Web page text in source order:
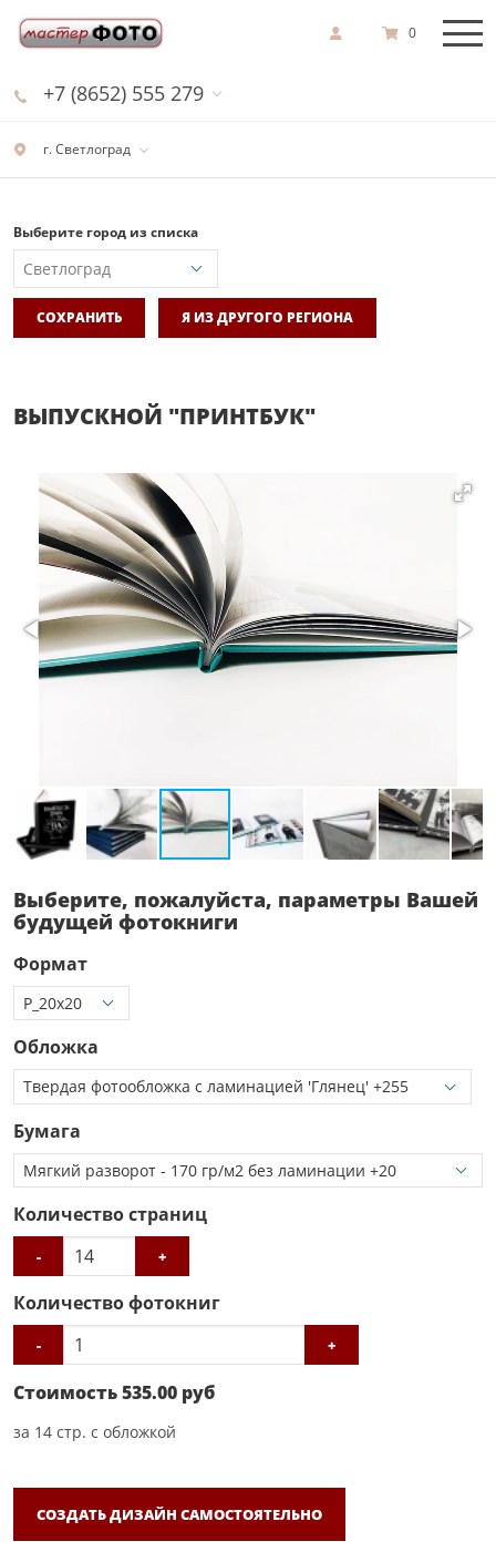
г. Светлоград
+7 (8652) 555 279
0
Выберите город из списка
СОХРАНИТЬ Я ИЗ ДРУГОГО РЕГИОНА
ВЫПУСКНОЙ "ПРИНТБУК"
Выберите, пожалуйста, параметры Вашей
будущей фотокниги
Формат
Обложка
Бумага
Количество страниц
- +
Количество фотокниг
- +
Стоимость535.00 руб
за 14 стр. с обложкой
СОЗДАТЬ ДИЗАЙН САМОСТОЯТЕЛЬНО